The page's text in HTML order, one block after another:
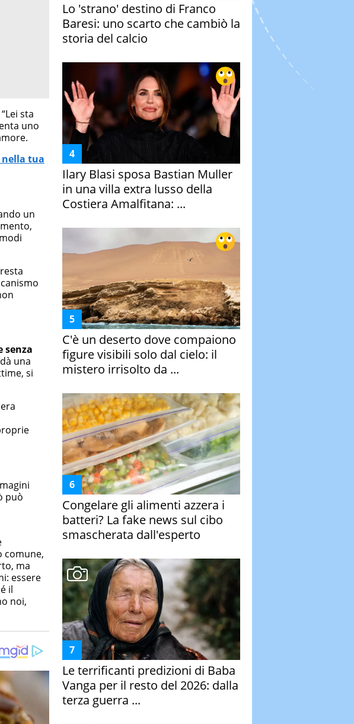
sta
uno
nella tua
un
senza
una
si
può
comune,
ma
essere
il
noi,
Lo 'strano' destino di Franco
Baresi: uno scarto che cambiò la
storia del calcio
Ilary Blasi sposa Bastian Muller
in una villa extra lusso della
Costiera Amalfitana: ...
C'è un deserto dove compaiono
figure visibili solo dal cielo: il
mistero irrisolto da ...
Congelare gli alimenti azzera i
batteri? La fake news sul cibo
smascherata dall'esperto
Le terrificanti predizioni di Baba
Vanga per il resto del 2026: dalla
terza guerra ...